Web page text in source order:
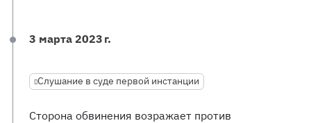
3 марта 2023 г.
Слушание в суде первой инстанции
Сторона обвинения возражает против